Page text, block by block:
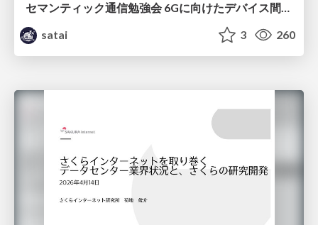
セマンティック通信勉強会 6Gに向けたデバイス間効率的な通信の技術紹介・課題・今後展望
satai
3 260